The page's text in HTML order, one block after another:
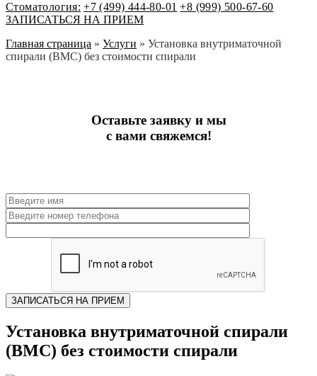
Стоматология: +7 (499) 444-80-01 +8 (999) 500-67-60
ЗАПИСАТЬСЯ НА ПРИЕМ
Главная страница » Услуги » Установка внутриматочной
спирали (ВМС) без стоимости спирали
Оставьте заявку и мы
с вами свяжемся!
ЗАПИСАТЬСЯ НА ПРИЕМ
Установка внутриматочной спирали
(ВМС) без стоимости спирали